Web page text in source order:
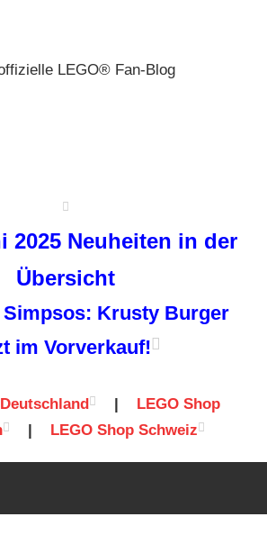
LEGO® Fan-Blog
2025 Neuheiten in der
Übersicht
Simpsos: Krusty Burger
im Vorverkauf!
| LEGO Shop
| LEGO Shop Schweiz